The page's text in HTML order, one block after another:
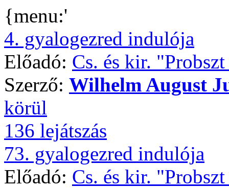
{menu:'
4. gyalogezred indulója
Előadó: Cs. és kir.
Szerző: Wilhelm August
körül
136 lejátszás
73. gyalogezred indulója
Előadó: Cs. és kir.